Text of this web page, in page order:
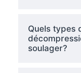
Quels types
soulager?